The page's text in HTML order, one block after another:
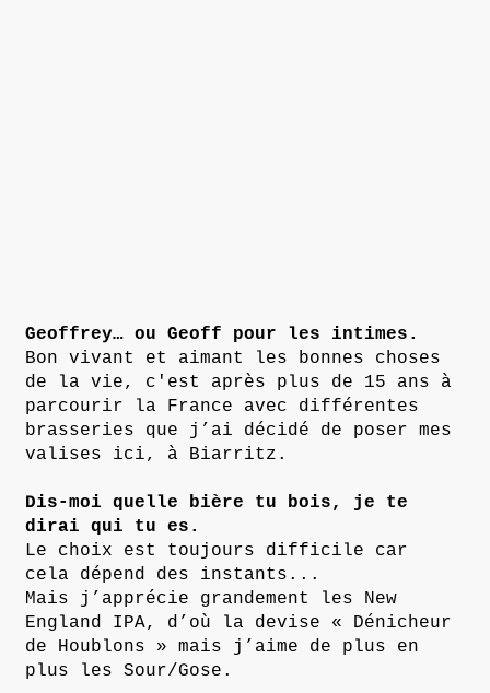
Geoffrey… ou Geoff pour les intimes.
Bon vivant et aimant les bonnes choses
de la vie, c'est après plus de 15 ans à
parcourir la France avec différentes
brasseries que j’ai décidé de poser mes
valises ici, à Biarritz.
Dis-moi quelle bière tu bois, je te
dirai qui tu es.
Le choix est toujours difficile car
cela dépend des instants...
Mais j’apprécie grandement les New
England IPA, d’où la devise « Dénicheur
de Houblons » mais j’aime de plus en
plus les Sour/Gose.